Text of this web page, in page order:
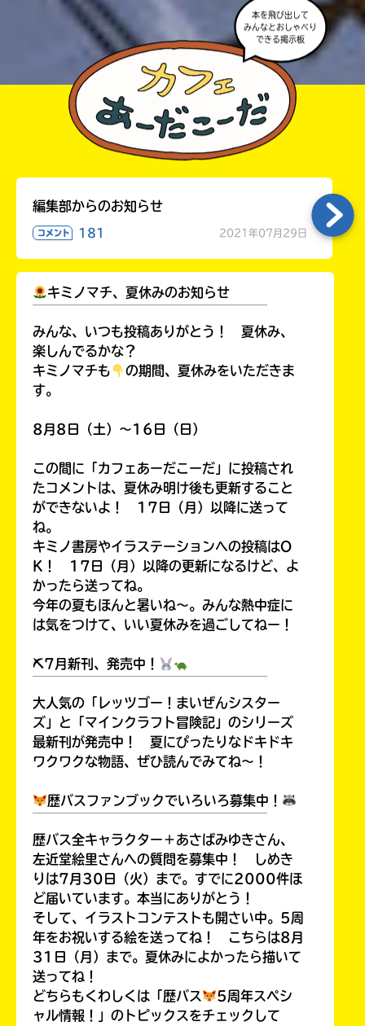
本を飛び出して
みんなとおしゃべり
できる掲示板
編集部からのお知らせ
コメント 181 2021年07月29日
キミノマチ、夏休みのお知らせ
みんな、いつも投稿ありがとう！ 夏休み、
楽しんでるかな？
キミノマチも
の期間、夏休みをいただきま
す。
8月8日（土）～16日（日）
この間に「カフェあーだこーだ」に投稿され
たコメントは、夏休み明け後も更新すること
ができないよ！ 17日（月）以降に送って
ね。
キミノ書房やイラステーションへの投稿はO
K！ 17日（月）以降の更新になるけど、よ
かったら送ってね。
今年の夏もほんと暑いね～。みんな熱中症に
は気をつけて、いい夏休みを過ごしてねー！
⛏7月新刊、発売中！
大人気の「レッツゴー！まいぜんシスター
ズ」と「マインクラフト冒険記」のシリーズ
最新刊が発売中！ 夏にぴったりなドキドキ
ワクワクな物語、ぜひ読んでみてね～！
歴バスファンブックでいろいろ募集中！
歴バス全キャラクター＋あさばみゆきさん、
左近堂絵里さんへの質問を募集中！ しめき
りは7月30日（火）まで。すでに2000件ほ
ど届いています。本当にありがとう！
そして、イラストコンテストも開さい中。5周
年をお祝いする絵を送ってね！ こちらは8月
31日（月）まで。夏休みによかったら描いて
送ってね！
どちらもくわしくは「歴バス
5周年スペシ
ャル情報！」のトピックスをチェックして